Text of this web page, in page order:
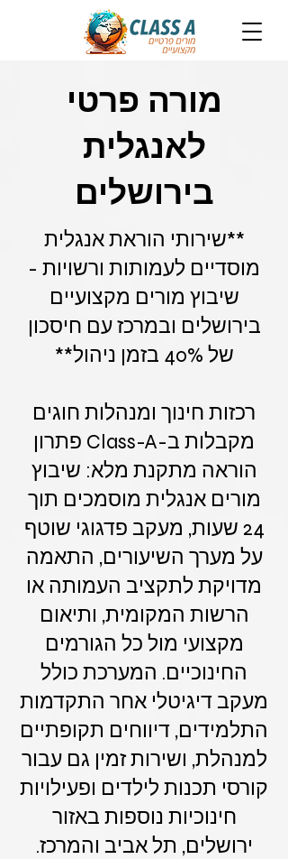
מורה פרטי
לאנגלית
בירושלים
**שירותי הוראת אנגלית
מוסדיים לעמותות ורשויות -
שיבוץ מורים מקצועיים
בירושלים ובמרכז עם חיסכון
של 40% בזמן ניהול**
רכזות חינוך ומנהלות חוגים
מקבלות ב-Class-A פתרון
הוראה מתקנת מלא: שיבוץ
מורים אנגלית מוסמכים תוך
24 שעות, מעקב פדגוגי שוטף
על מערך השיעורים, התאמה
מדויקת לתקציב העמותה או
הרשות המקומית, ותיאום
מקצועי מול כל הגורמים
החינוכיים. המערכת כולל
מעקב דיגיטלי אחר התקדמות
התלמידים, דיווחים תקופתיים
למנהלת, ושירות זמין גם עבור
קורסי תכנות לילדים ופעילויות
חינוכיות נוספות באזור
ירושלים, תל אביב והמרכז.